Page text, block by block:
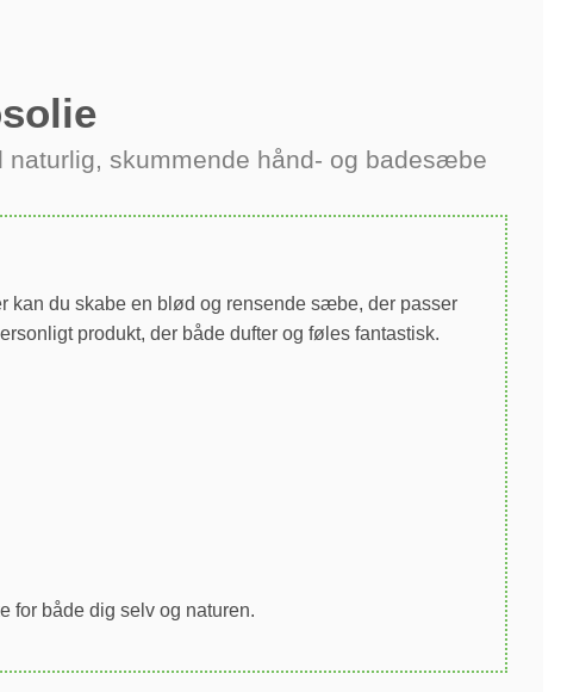
skummende hånd- og badesæbe
kan du skabe en blød og rensende sæbe, der passer
produkt, der både dufter og føles fantastisk.
for både dig selv og naturen.